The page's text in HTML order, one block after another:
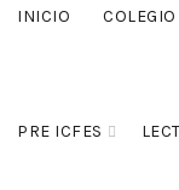
INICIO
PRE ICFES